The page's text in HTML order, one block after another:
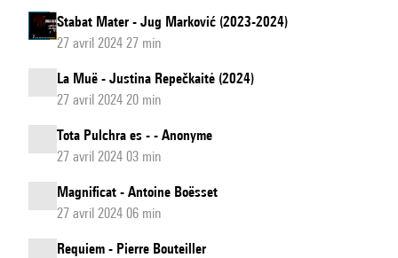
Stabat Mater - Jug Marković (2023-2024)
27 avril 2024 27 min
La Muë - Justina Repečkaitė (2024)
27 avril 2024 20 min
Tota Pulchra es - - Anonyme
27 avril 2024 03 min
Magnificat - Antoine Boësset
27 avril 2024 06 min
Requiem - Pierre Bouteiller